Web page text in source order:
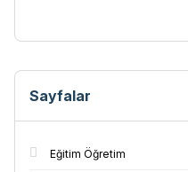
Sayfalar
Eğitim Öğretim